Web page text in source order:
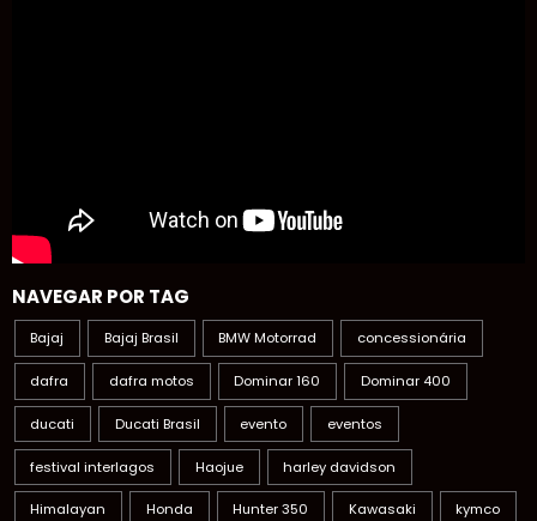
NAVEGAR POR TAG
Bajaj Bajaj Brasil BMW Motorrad concessionária
dafra dafra motos Dominar 160 Dominar 400
ducati Ducati Brasil evento eventos
festival interlagos Haojue harley davidson
Himalayan Honda Hunter 350 Kawasaki kymco